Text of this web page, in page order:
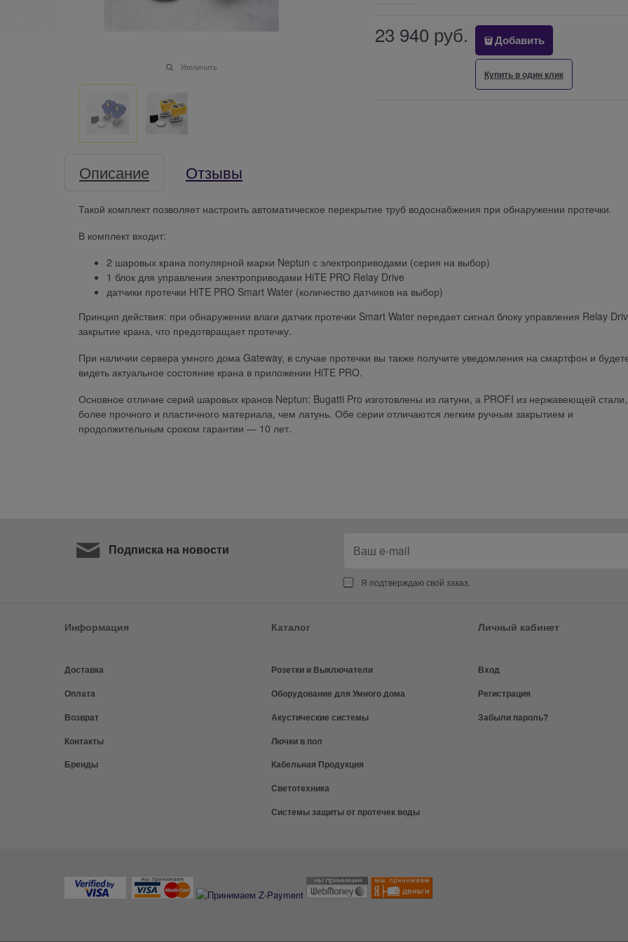
Увеличить
23 940 руб. Добавить
Купить в один клик
Описание Отзывы
Такой комплект позволяет настроить автоматическое перекрытие труб водоснабжения при обнаружении протечки.
В комплект входит:
2 шаровых крана популярной марки Neptun с электроприводами (серия на выбор)
1 блок для управления электроприводами HiTE PRO Relay Drive
датчики протечки HiTE PRO Smart Water (количество датчиков на выбор)
Принцип действия: при обнаружении влаги датчик протечки Smart Water передает сигнал блоку управления Relay
закрытие крана, что предотвращает протечку.
При наличии сервера умного дома Gateway, в случае протечки вы также получите уведомления на смартфон и
видеть актуальное состояние крана в приложении HiTE PRO.
Основное отличие серий шаровых кранов Neptun: Bugatti Pro изготовлены из латуни, а PROFI из нержавеющей стали,
более прочного и пластичного материала, чем латунь. Обе серии отличаются легким ручным закрытием и
продолжительным сроком гарантии — 10 лет.
Подписка на новости
Я подтверждаю свой заказ.
Информация
Доставка
Оплата
Возврат
Контакты
Бренды
Каталог
Розетки и Выключатели
Оборудование для Умного дома
Акустические системы
Лючки в пол
Кабельная Продукция
Светотехника
Системы защиты от протечек воды
Личный кабинет
Вход
Регистрация
Забыли пароль?